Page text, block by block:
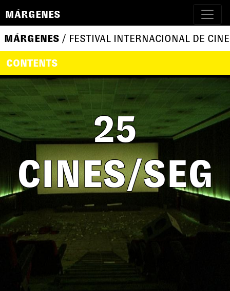
MÁRGENES
MÁRGENES / FESTIVAL INTERNACIONAL DE
CONTENTS
25
CINES/SEG